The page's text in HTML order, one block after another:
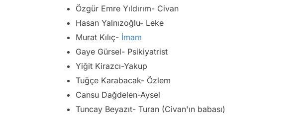
Özgür Emre Yıldırım- Civan
Hasan Yalnızoğlu- Leke
Murat Kılıç- İmam
Gaye Gürsel- Psikiyatrist
Yiğit Kirazcı-Yakup
Tuğçe Karabacak- Özlem
Cansu Dağdelen-Aysel
Tuncay Beyazıt- Turan (Civan'ın babası)